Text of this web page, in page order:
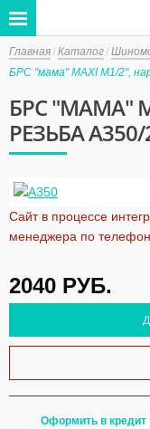
Главная Каталог
БРС "мама" MAXI M1/2",
БРС "МАМА"
РЕЗЬБА A350/
Сайт в процессе
менеджера по
2040 РУБ.
Оформить в кредит